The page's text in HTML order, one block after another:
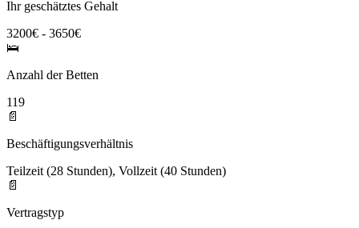
Ihr geschätztes Gehalt
3200€ - 3650€
🛌
Anzahl der Betten
119
📄
Beschäftigungsverhältnis
Teilzeit (28 Stunden), Vollzeit (40 Stunden)
📄
Vertragstyp